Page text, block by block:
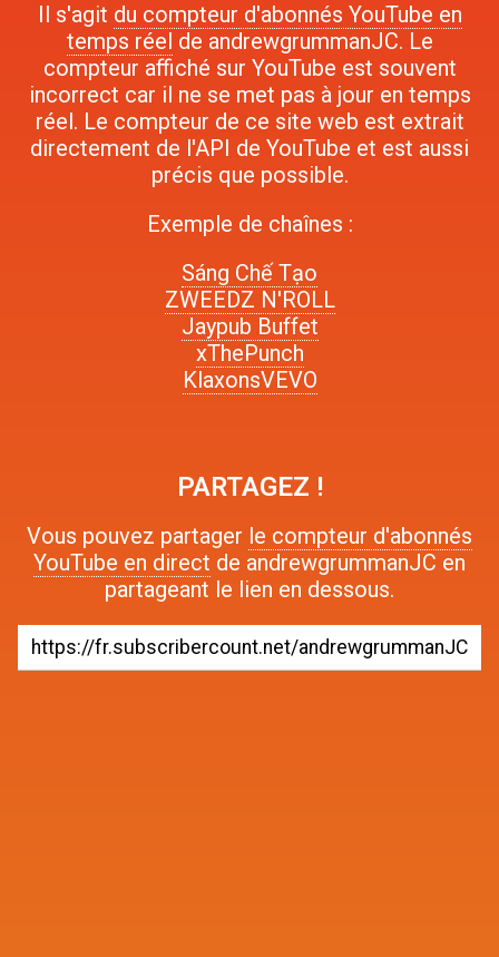
Il s'agit du compteur d'abonnés YouTube en
temps réel de andrewgrummanJC. Le
compteur affiché sur YouTube est souvent
incorrect car il ne se met pas à jour en temps
réel. Le compteur de ce site web est extrait
directement de l'API de YouTube et est aussi
précis que possible.
Exemple de chaînes :
Sáng Chế Tạo
ZWEEDZ N'ROLL
Jaypub Buffet
xThePunch
KlaxonsVEVO
PARTAGEZ !
Vous pouvez partager le compteur d'abonnés
YouTube en direct de andrewgrummanJC en
partageant le lien en dessous.